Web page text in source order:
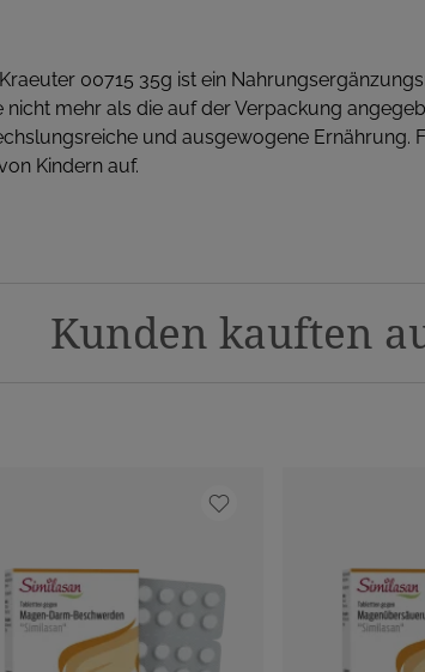
00715 35g ist ein
mehr als die auf der Verpackung
und ausgewogene Ernährung.
Kindern auf.
Kunden kauften